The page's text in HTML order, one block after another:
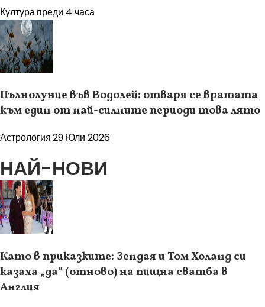
Културапреди 4 часа
Пълнолуние във Водолей: отваря се вратата
към един от най-силните периоди това лято
Астрология29 Юли 2026
НАЙ-НОВИ
Като в приказките: Зендая и Том Холанд си
казаха „да“ (отново) на пищна сватба в
Англия